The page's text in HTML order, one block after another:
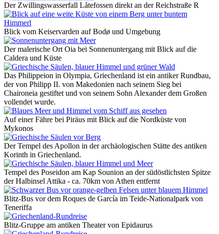
Der Zwillingswasserfall Låtefossen direkt an der Reichstraße R
Blick vom Keiservarden auf Bodø und Umgebung
Der malerische Ort Oia bei Sonnenuntergang mit Blick auf die
Caldera und Küste
Das Philippeion in Olympia, Griechenland ist ein antiker Rundbau,
der von Philipp II. von Makedonien nach seinem Sieg bei
Chaironeia gestiftet und von seinem Sohn Alexander dem Großen
vollendet wurde.
Auf einer Fähre bei Piräus mit Blick auf die Nordküste von
Mykonos
Der Tempel des Apollon in der archäologischen Stätte des antiken
Korinth in Griechenland.
Tempel des Poseidon am Kap Sounion an der südöstlichsten Spitze
der Halbinsel Attika - ca. 70km von Athen entfernt
Blitz-Bus vor dem Roques de García im Teide-Nationalpark von
Teneriffa
Blitz-Gruppe am antiken Theater von Epidaurus